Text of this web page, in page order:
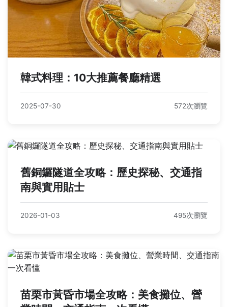
韓式料理：10大推薦餐廳精選
2025-07-30 572次瀏覽
舊銅鑼隧道全攻略：歷史探秘、交通指
南與實用貼士
2026-01-03 495次瀏覽
苗栗市黃昏市場全攻略：美食攤位、營